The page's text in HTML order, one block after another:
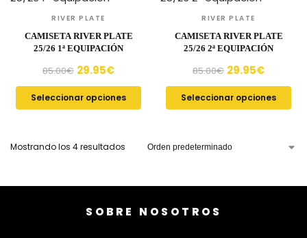
RIVER PLATE
CAMISETA RIVER PLATE
25/26 1ª EQUIPACIÓN
85.00€ 29.95€
Seleccionar opciones
RIVER PLATE
CAMISETA RIVER PLATE
25/26 2ª EQUIPACIÓN
85.00€ 29.95€
Seleccionar opciones
Mostrando los 4 resultados
SOBRE NOSOTROS